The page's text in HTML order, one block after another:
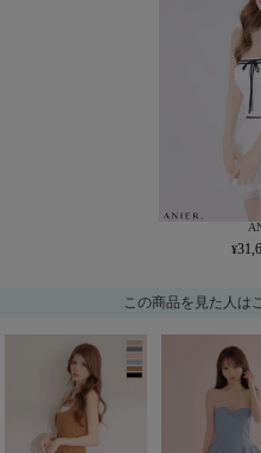
この商品を見た人は